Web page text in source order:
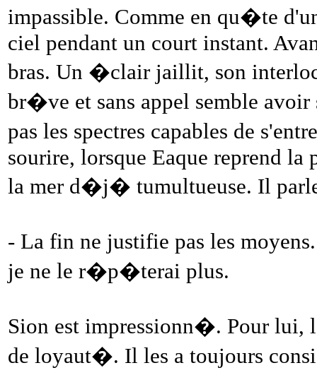
impassible. Comme en qu�te
ciel pendant un court instant.
bras. Un �clair jaillit, son
br�ve et sans appel semble
pas les spectres capables de
sourire, lorsque Eaque reprend
la mer d�j� tumultueuse. Il
- La fin ne justifie pas les
je ne le r�p�terai plus.
Sion est impressionn�. Pour lui,
de loyaut�. Il les a toujours